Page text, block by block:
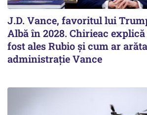
J.D. Vance, favoritul lui
Albă în 2028. Chirieac explică
fost ales Rubio și cum ar
administrație Vance